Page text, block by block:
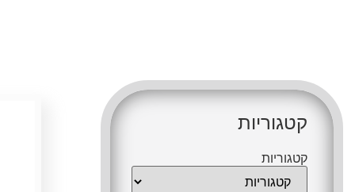
קטגוריות
קטגוריות